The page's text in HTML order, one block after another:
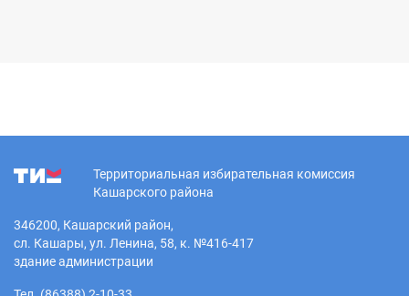
Территориальная избирательная комиссия
Кашарского района
346200, Кашарский район,
сл. Кашары, ул. Ленина, 58, к. №416-417
здание администрации